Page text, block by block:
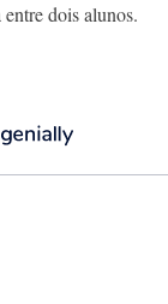
dois alunos.